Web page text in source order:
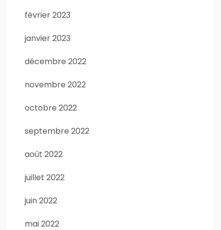
février 2023
janvier 2023
décembre 2022
novembre 2022
octobre 2022
septembre 2022
août 2022
juillet 2022
juin 2022
mai 2022